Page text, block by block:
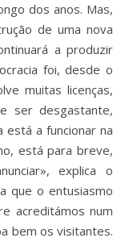
dos anos. Mas,
de uma nova
a produzir
foi, desde o
muitas licenças,
ser desgastante,
está a funcionar na
está para breve,
explica o
que o entusiasmo
acreditámos num
bem os visitantes.